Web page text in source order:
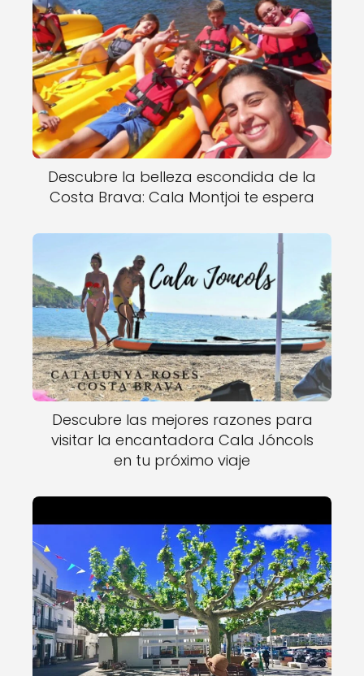
Descubre la belleza escondida de la
Costa Brava: Cala Montjoi te espera
Descubre las mejores razones para
visitar la encantadora Cala Jóncols
en tu próximo viaje